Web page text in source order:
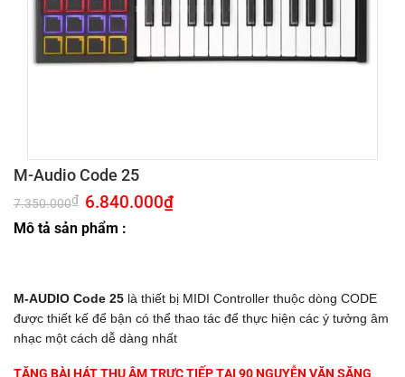
M-Audio Code 25
7.350.000₫ Giá
gốc
là:
7.350.000₫.
6.840.000₫Giá
Mô tả sản phẩm :
M-AUDIO Code 25 là thiết bị MIDI Controller thuộc dòng CODE
được thiết kế để bận có thể thao tác để thực hiện các ý tưởng âm
nhạc một cách dễ dàng nhất
TẶNG BÀI HÁT THU ÂM TRỰC TIẾP TẠI 90 NGUYỄN VĂN SĂNG